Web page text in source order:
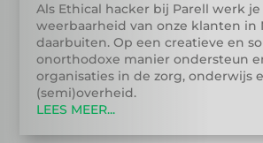
Als Ethical hacker bij Parell werk
weerbaarheid van onze klanten in
daarbuiten. Op een creatieve en
onorthodoxe manier ondersteun
organisaties in de zorg, onderwijs
(semi)overheid.
LEES MEER...